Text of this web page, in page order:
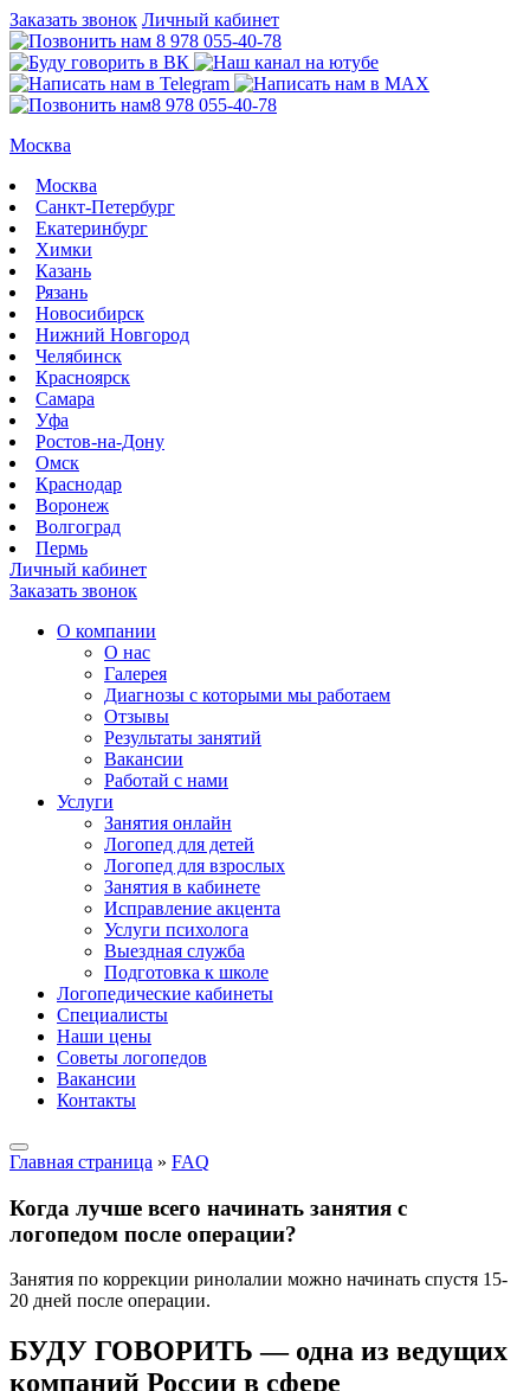
Заказать звонок Личный кабинет
8 978 055-40-78
8 978 055-40-78
Москва
Москва
Санкт-Петербург
Екатеринбург
Химки
Казань
Рязань
Новосибирск
Нижний Новгород
Челябинск
Красноярск
Самара
Уфа
Ростов-на-Дону
Омск
Краснодар
Воронеж
Волгоград
Пермь
Личный кабинет
Заказать звонок
О компании
О нас
Галерея
Диагнозы с которыми мы работаем
Отзывы
Результаты занятий
Вакансии
Работай с нами
Услуги
Занятия онлайн
Логопед для детей
Логопед для взрослых
Занятия в кабинете
Исправление акцента
Услуги психолога
Выездная служба
Подготовка к школе
Логопедические кабинеты
Специалисты
Наши цены
Советы логопедов
Вакансии
Контакты
Главная страница » FAQ
Когда лучше всего начинать занятия с
логопедом после операции?
Занятия по коррекции ринолалии можно начинать спустя 15-
20 дней после операции.
БУДУ ГОВОРИТЬ — одна из ведущих
компаний России в сфере